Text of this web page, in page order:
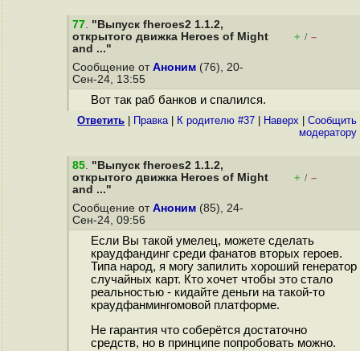
77. "Выпуск fheroes2 1.1.2,
открытого движка Heroes of Might
and ..."
+ / –
Сообщение от Аноним (76), 20-
Сен-24, 13:55
Вот так раб банков и спалился.
Ответить Правка| К родителю #37 Наверх
Cообщить
модератору
85. "Выпуск fheroes2 1.1.2,
открытого движка Heroes of Might
and ..."
+ / –
Сообщение от Аноним (85), 24-
Сен-24, 09:56
Если Вы такой умелец, можете сделать
краудфандинг среди фанатов вторых героев.
Типа народ, я могу запилить хороший генератор
случайных карт. Кто хочет чтобы это стало
реальностью - кидайте деньги на такой-то
краудфанмингомовой платформе.
Не гарантия что соберётся достаточно
средств, но в принципе попробовать можно.